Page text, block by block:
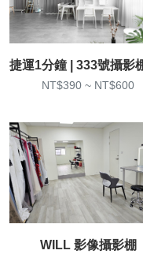
NT$390 ~ NT$600
WILL 影像攝影棚